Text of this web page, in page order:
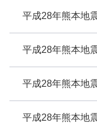
平成28年熊本地
平成28年熊本地
平成28年熊本地
平成28年熊本地